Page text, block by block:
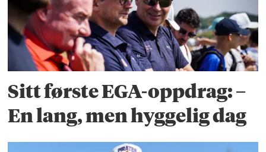
Sitt første EGA-oppdrag: –
En lang, men hyggelig dag